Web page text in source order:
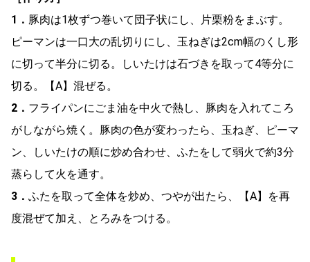
1． 豚肉は1枚ずつ巻いて団子状にし、片栗粉をまぶす。
ピーマンは一口大の乱切りにし、玉ねぎは2cm幅のくし形
に切って半分に切る。しいたけは石づきを取って4等分に
切る。【A】混ぜる。
2． フライパンにごま油を中火で熱し、豚肉を入れてころ
がしながら焼く。豚肉の色が変わったら、玉ねぎ、ピーマ
ン、しいたけの順に炒め合わせ、ふたをして弱火で約3分
蒸らして火を通す。
3． ふたを取って全体を炒め、つやが出たら、【A】を再
度混ぜて加え、とろみをつける。